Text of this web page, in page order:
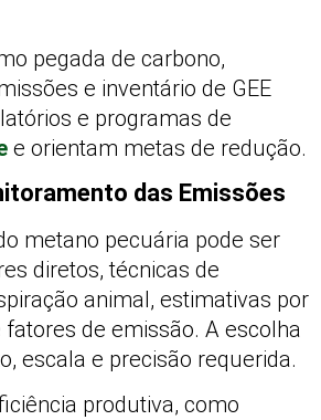
pegada de carbono,
e inventário de GEE
e programas de
e orientam metas de redução.
das Emissões
metano pecuária pode ser
diretos, técnicas de
animal, estimativas por
de emissão. A escolha
escala e precisão requerida.
produtiva, como